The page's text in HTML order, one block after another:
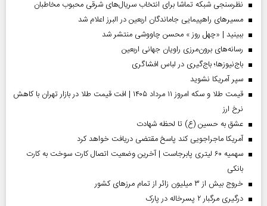
نظرسنجی شبکه تماشا برای انتخاب سریال‌های شرقی محبوب مخاطبان
مسیر‌های راهپیمایی جاماندگان اربعین در البرز اعلام شد
ببینید | «چهل روز » محسن چاووشی منتشر شد
رسانه‌های برون‌مرزی راویان جهانی اربعین
باج‌نیوزها؛ باج‌گیری در لباس افشاگری
سپر آمریکا نشوید
قیمت طلا و سکه امروز ۱۱ مرداد ۱۴۰۵ | افت قیمت طلا در بازار تهران با کاهش
نرخ ارز
عشق به حسین (ع) تا لحظه شهادت
آمریکا ماجراجویی کند پاسخ مقتضی دریافت خواهد کرد
سهمیه ۶۰ لیتری پابرجاست | آخرین وضعیت اتصال کارت سوخت به کارت
بانکی
خروج بیش از ۳ میلیون زائر از تمام مرز‌های کشور
درگیری مرگبار ۲ پسرخاله در پارک